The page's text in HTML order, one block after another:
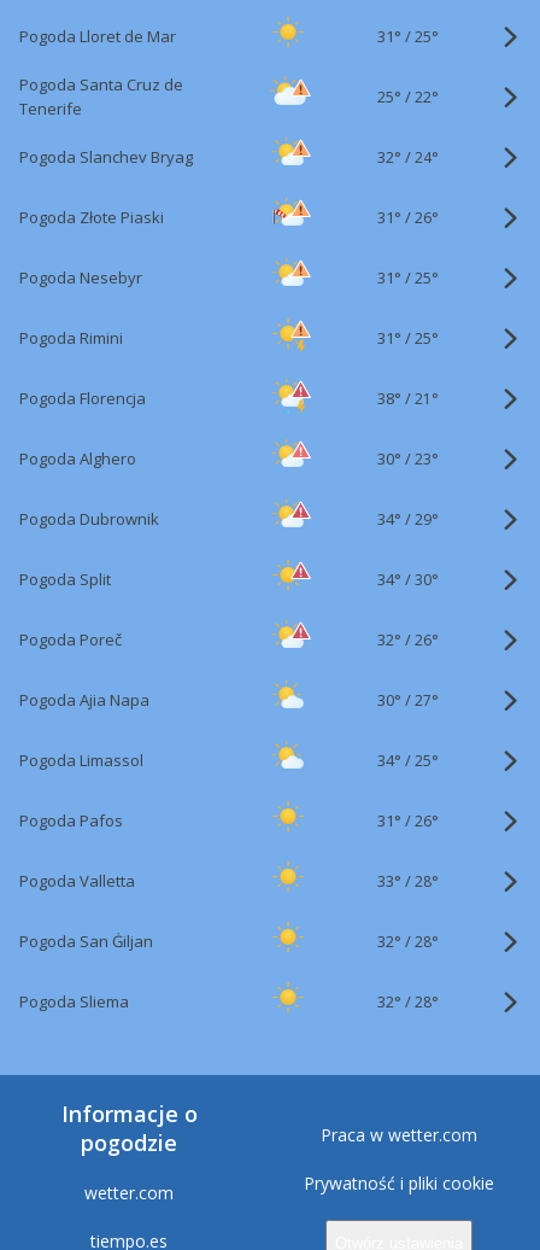
Pogoda Lloret de Mar 31° /25°
Pogoda Santa Cruz de
Tenerife
25° /22°
Pogoda Slanchev Bryag 32° /24°
Pogoda Złote Piaski 31° /26°
Pogoda Nesebyr 31° /25°
Pogoda Rimini 31° /25°
Pogoda Florencja 38° /21°
Pogoda Alghero 30° /23°
Pogoda Dubrownik 34° /29°
Pogoda Split 34° /30°
Pogoda Poreč 32° /26°
Pogoda Ajia Napa 30° /27°
Pogoda Limassol 34° /25°
Pogoda Pafos 31° /26°
Pogoda Valletta 33° /28°
Pogoda San Ġiljan 32° /28°
Pogoda Sliema 32° /28°
Informacje o
pogodzie
wetter.com
tiempo.es
Praca w wetter.com
Prywatność i pliki cookie